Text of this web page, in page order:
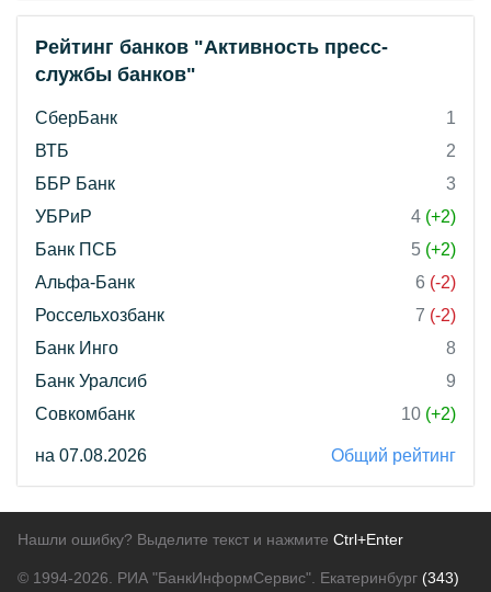
Рейтинг банков "Активность пресс-
службы банков"
СберБанк
1
ВТБ
2
ББР Банк
3
УБРиР
4 (+2)
Банк ПСБ
5 (+2)
Альфа-Банк
6 (-2)
Россельхозбанк
7 (-2)
Банк Инго
8
Банк Уралсиб
9
Совкомбанк
10 (+2)
на 07.08.2026 Общий рейтинг
Нашли ошибку? Выделите текст и нажмите Ctrl+Enter
© 1994-2026. РИА "БанкИнформСервис". Екатеринбург (343)